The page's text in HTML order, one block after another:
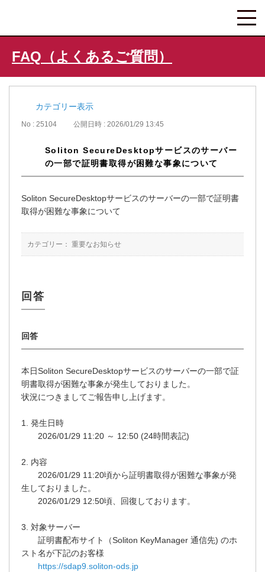
FAQ（よくあるご質問）
カテゴリー表示
No : 25104 公開日時 : 2026/01/29 13:45
Soliton SecureDesktopサービスのサーバー
の一部で証明書取得が困難な事象について
Soliton SecureDesktopサービスのサーバーの一部で証明書
取得が困難な事象について
カテゴリー： 重要なお知らせ
本日Soliton SecureDesktopサービスのサーバーの一部で証
明書取得が困難な事象が発生しておりました。
状況につきましてご報告申し上げます。
1. 発生日時
2026/01/29 11:20 ～ 12:50 (24時間表記)
2. 内容
2026/01/29 11:20頃から証明書取得が困難な事象が発
生しておりました。
2026/01/29 12:50頃、回復しております。
3. 対象サーバー
証明書配布サイト（Soliton KeyManager 通信先) のホ
スト名が下記のお客様
https://sdap9.soliton-ods.jp